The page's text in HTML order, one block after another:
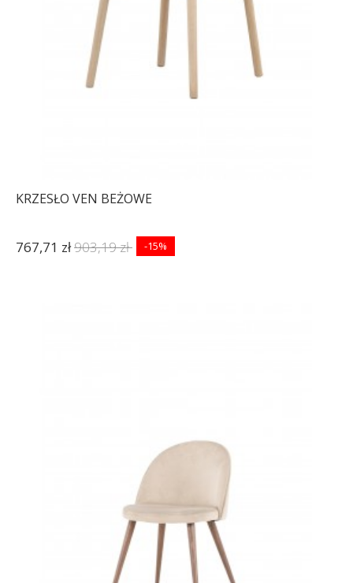
KRZESŁO VEN BEŻOWE
767,71 zł903,19 zł -15%